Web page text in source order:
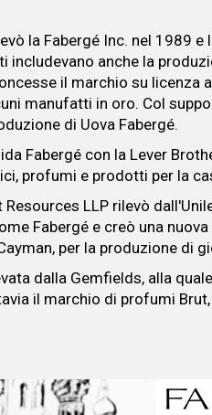
la Fabergé Inc. nel 1989 e
includevano anche la
il marchio su licenza
manufatti in oro. Col
di Uova Fabergé.
Fabergé con la Lever
profumi e prodotti per la
LLP rilevò
Fabergé e creò una
per la produzione di
dalla Gemfields, alla
il marchio di profumi